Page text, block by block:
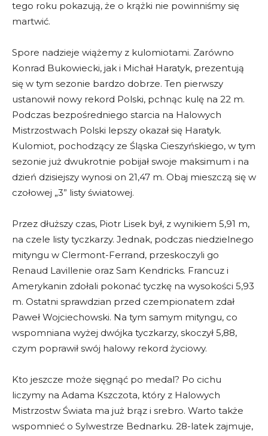
tego roku pokazują, że o krążki nie powinniśmy się
martwić.
Spore nadzieje wiążemy z kulomiotami. Zarówno
Konrad Bukowiecki, jak i Michał Haratyk, prezentują
się w tym sezonie bardzo dobrze. Ten pierwszy
ustanowił nowy rekord Polski, pchnąc kulę na 22 m.
Podczas bezpośredniego starcia na Halowych
Mistrzostwach Polski lepszy okazał się Haratyk.
Kulomiot, pochodzący ze Śląska Cieszyńskiego, w tym
sezonie już dwukrotnie pobijał swoje maksimum i na
dzień dzisiejszy wynosi on 21,47 m. Obaj mieszczą się w
czołowej „3” listy światowej.
Przez dłuższy czas, Piotr Lisek był, z wynikiem 5,91 m,
na czele listy tyczkarzy. Jednak, podczas niedzielnego
mityngu w Clermont-Ferrand, przeskoczyli go
Renaud Lavillenie oraz Sam Kendricks. Francuz i
Amerykanin zdołali pokonać tyczkę na wysokości 5,93
m. Ostatni sprawdzian przed czempionatem zdał
Paweł Wojciechowski. Na tym samym mityngu, co
wspomniana wyżej dwójka tyczkarzy, skoczył 5,88,
czym poprawił swój halowy rekord życiowy.
Kto jeszcze może sięgnąć po medal? Po cichu
liczymy na Adama Kszczota, który z Halowych
Mistrzostw Świata ma już brąz i srebro. Warto także
wspomnieć o Sylwestrze Bednarku. 28-latek zajmuje,